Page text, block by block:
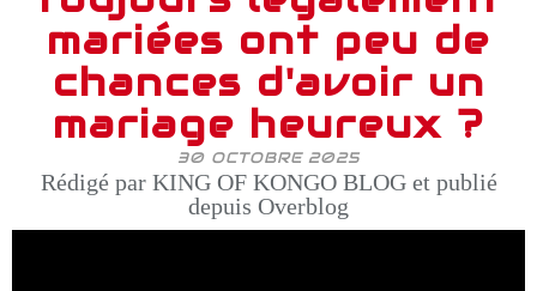
mariées ont peu de
chances d'avoir un
mariage heureux ?
30 OCTOBRE 2025
Rédigé par KING OF KONGO BLOG et publié
depuis Overblog